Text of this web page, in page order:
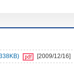
[2009/12/16]